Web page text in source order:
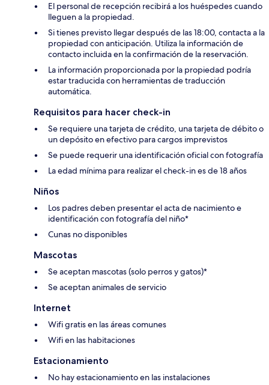
El personal de recepción recibirá a los huéspedes cuando
lleguen a la propiedad.
Si tienes previsto llegar después de las 18:00, contacta a la
propiedad con anticipación. Utiliza la información de
contacto incluida en la confirmación de la reservación.
La información proporcionada por la propiedad podría
estar traducida con herramientas de traducción
automática.
Requisitos para hacer check-in
Se requiere una tarjeta de crédito, una tarjeta de débito o
un depósito en efectivo para cargos imprevistos
Se puede requerir una identificación oficial con fotografía
La edad mínima para realizar el check-in es de 18 años
Niños
Los padres deben presentar el acta de nacimiento e
identificación con fotografía del niño*
Cunas no disponibles
Mascotas
Se aceptan mascotas (solo perros y gatos)*
Se aceptan animales de servicio
Internet
Wifi gratis en las áreas comunes
Wifi en las habitaciones
Estacionamiento
No hay estacionamiento en las instalaciones